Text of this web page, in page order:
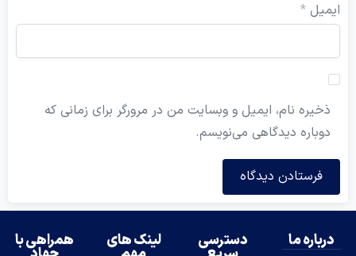
نام، ایمیل و وبسایت من در مرورگر برای زمانی که
دیدگاهی می‌نویسم.
ما دسترسی لینک های همراهی با